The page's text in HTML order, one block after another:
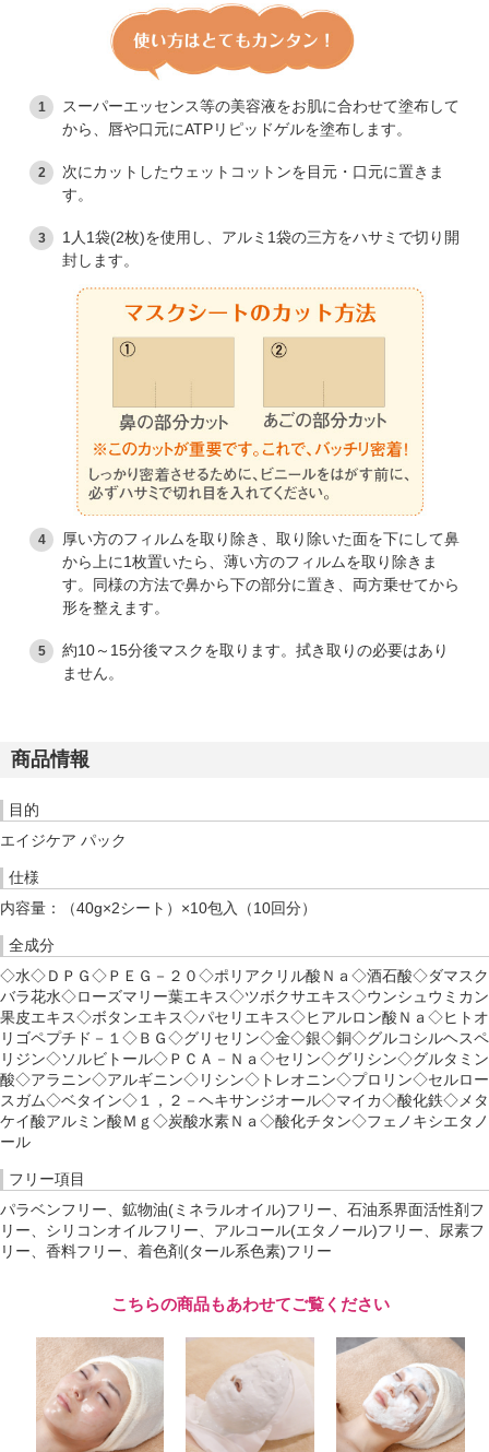
スーパーエッセンス等の美容液をお肌に合わせて塗布して
から、唇や口元にATPリピッドゲルを塗布します。
次にカットしたウェットコットンを目元・口元に置きま
す。
1人1袋(2枚)を使用し、アルミ1袋の三方をハサミで切り開
封します。
厚い方のフィルムを取り除き、取り除いた面を下にして鼻
から上に1枚置いたら、薄い方のフィルムを取り除きま
す。同様の方法で鼻から下の部分に置き、両方乗せてから
形を整えます。
約10～15分後マスクを取ります。拭き取りの必要はあり
ません。
商品情報
目的
エイジケア パック
仕様
内容量：（40g×2シート）×10包入（10回分）
全成分
◇水◇ＤＰＧ◇ＰＥＧ－２０◇ポリアクリル酸Ｎａ◇酒石酸◇ダマスク
バラ花水◇ローズマリー葉エキス◇ツボクサエキス◇ウンシュウミカン
果皮エキス◇ボタンエキス◇パセリエキス◇ヒアルロン酸Ｎａ◇ヒトオ
リゴペプチド－１◇ＢＧ◇グリセリン◇金◇銀◇銅◇グルコシルヘスペ
リジン◇ソルビトール◇ＰＣＡ－Ｎａ◇セリン◇グリシン◇グルタミン
酸◇アラニン◇アルギニン◇リシン◇トレオニン◇プロリン◇セルロー
スガム◇ベタイン◇１，２－ヘキサンジオール◇マイカ◇酸化鉄◇メタ
ケイ酸アルミン酸Ｍｇ◇炭酸水素Ｎａ◇酸化チタン◇フェノキシエタノ
ール
フリー項目
パラベンフリー、鉱物油(ミネラルオイル)フリー、石油系界面活性剤フ
リー、シリコンオイルフリー、アルコール(エタノール)フリー、尿素フ
リー、香料フリー、着色剤(タール系色素)フリー
こちらの商品もあわせてご覧ください